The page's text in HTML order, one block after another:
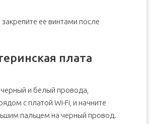
ее винтами после
плата
и белый провода,
с платой Wi-Fi, и начните
пальцем на черный провод.